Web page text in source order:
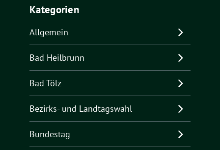
Kategorien
Allgemein
Bad Heilbrunn
Bad Tölz
Bezirks- und Landtagswahl
Bundestag